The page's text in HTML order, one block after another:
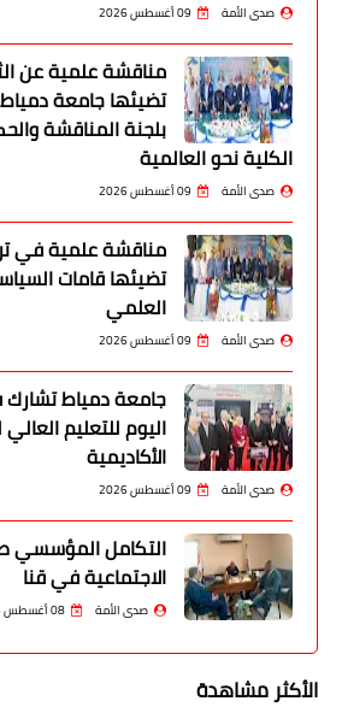
صدى الأمة 09 أغسطس 2026
مناقشة علمية عن
تضيئها جامعة
بلجنة المناقشة
الكلية نحو العالمية
صدى الأمة 09 أغسطس 2026
مناقشة علمية في
تضيئها قامات
العلمي
صدى الأمة 09 أغسطس 2026
جامعة دمياط
اليوم للتعليم
الأكاديمية
صدى الأمة 09 أغسطس 2026
التكامل المؤسسي
الاجتماعية في قنا
صدى الأمة 08 أغسطس 2026
الأكثر مشاهدة